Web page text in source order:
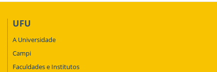
UFU
A Universidade
Campi
Faculdades e Institutos